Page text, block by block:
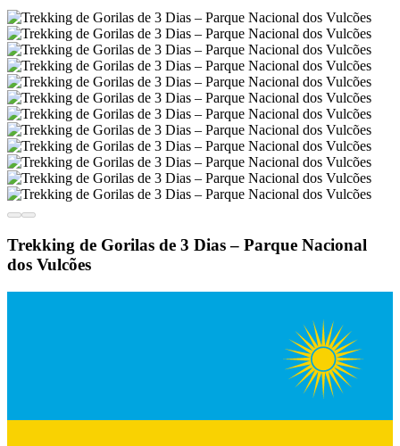
Trekking de Gorilas de 3 Dias – Parque Nacional
dos Vulcões